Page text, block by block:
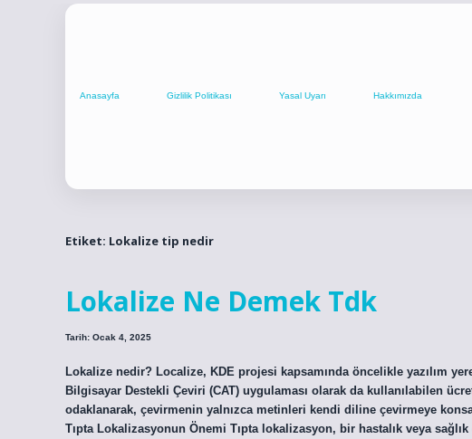
Anasayfa Gizlilik Politikası Yasal Uyarı Hakkımızda
Etiket: Lokalize tip nedir
Lokalize Ne Demek Tdk
Tarih: Ocak 4, 2025
Lokalize nedir? Localize, KDE projesi kapsamında öncelikle yazılım
Bilgisayar Destekli Çeviri (CAT) uygulaması olarak da kullanılabilen
odaklanarak, çevirmenin yalnızca metinleri kendi diline çevirmeye
Tıpta Lokalizasyonun Önemi Tıpta lokalizasyon, bir hastalık veya